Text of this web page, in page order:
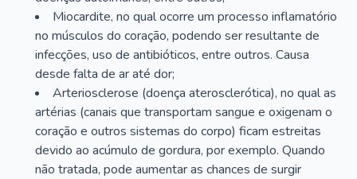
Miocardite, no qual ocorre um processo inflamatório
no músculos do coração, podendo ser resultante de
infecções, uso de antibióticos, entre outros. Causa
desde falta de ar até dor;
Arteriosclerose (doença aterosclerótica), no qual as
artérias (canais que transportam sangue e oxigenam o
coração e outros sistemas do corpo) ficam estreitas
devido ao acúmulo de gordura, por exemplo. Quando
não tratada, pode aumentar as chances de surgir